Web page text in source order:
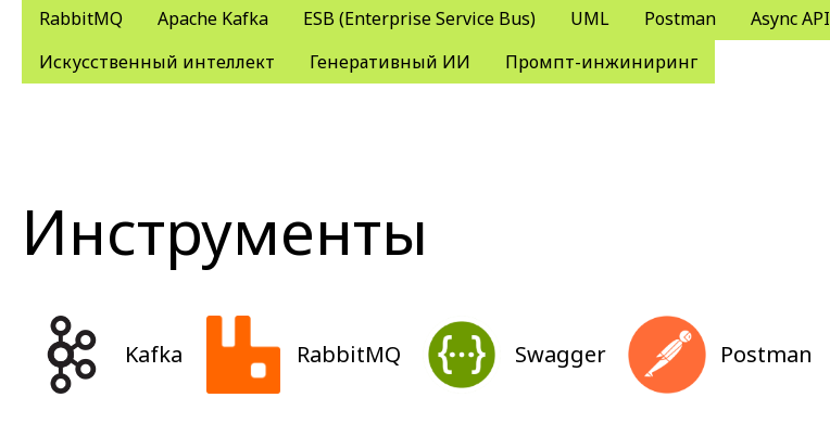
RabbitMQ
Apache Kafka ESB (Enterprise Service Bus) UML Postman Async API
Искусственный интеллект
Генеративный ИИ Промпт-инжиниринг
Инструменты
Kafka RabbitMQ Swagger Postman